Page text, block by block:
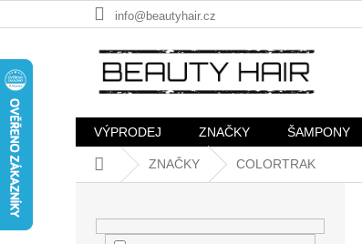
na
info@beautyhair.cz
VÝPRODEJ ZNAČKY ŠAMPONY
Domů ZNAČKY COLORTRAK